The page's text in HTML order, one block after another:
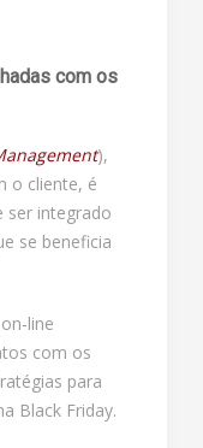
com os
),
o cliente, é
integrado
se beneficia
line
com os
para
Black Friday.